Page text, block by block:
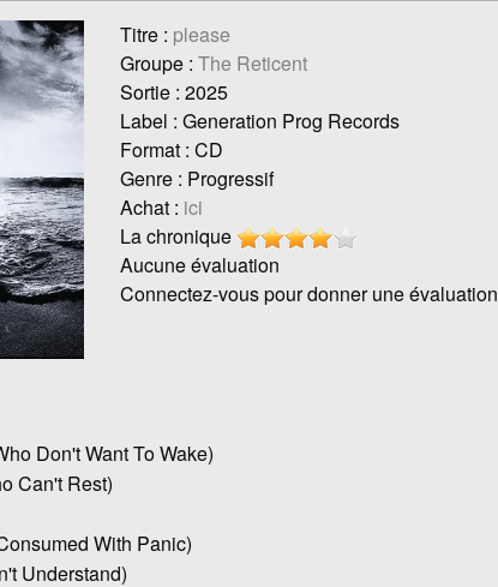
Titre : please
Groupe : The Reticent
Sortie : 2025
Label : Generation Prog Records
Format : CD
Genre : Progressif
Achat : ici
La chronique
Aucune évaluation
Connectez-vous pour donner une évaluation
Don't Want To Wake)
Can't Rest)
With Panic)
Understand)